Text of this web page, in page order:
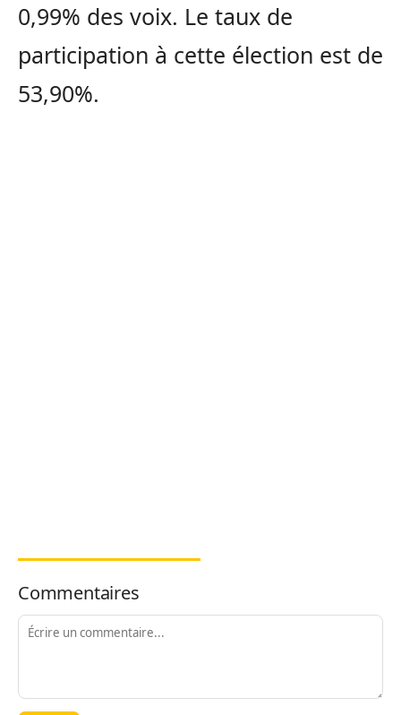
0,99% des voix. Le taux de
participation à cette élection est de
53,90%.
Commentaires